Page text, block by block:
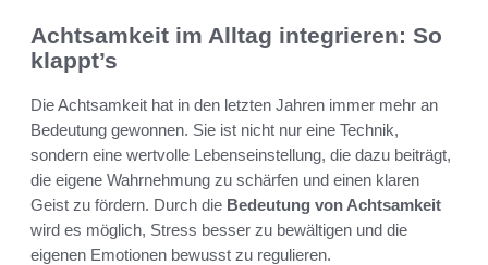
Achtsamkeit im Alltag integrieren: So
klappt’s
Die Achtsamkeit hat in den letzten Jahren immer mehr an
Bedeutung gewonnen. Sie ist nicht nur eine Technik,
sondern eine wertvolle Lebenseinstellung, die dazu beiträgt,
die eigene Wahrnehmung zu schärfen und einen klaren
Geist zu fördern. Durch die Bedeutung von Achtsamkeit
wird es möglich, Stress besser zu bewältigen und die
eigenen Emotionen bewusst zu regulieren.